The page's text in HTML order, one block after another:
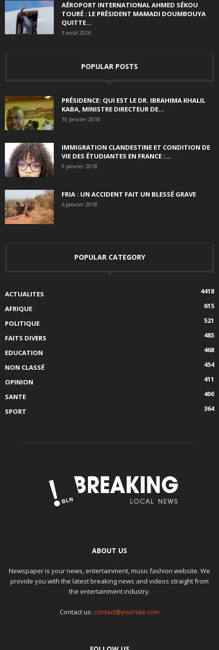
AÉROPORT INTERNATIONAL AHMED SÉKOU
TOURÉ : LE PRÉSIDENT MAMADI DOUMBOUYA
QUITTE...
3 août 2026
POPULAR POSTS
PRÉSIDENCE: QUI EST LE DR. IBRAHIMA KHALIL
KABA, MINISTRE DIRECTEUR DE...
10 janvier 2018
IMMIGRATION CLANDESTINE ET CONDITION DE
VIE DES ÉTUDIANTES EN FRANCE :...
9 janvier 2018
FRIA : UN ACCIDENT FAIT UN BLESSÉ GRAVE
6 janvier 2018
POPULAR CATEGORY
ACTUALITES
4418
AFRIQUE
615
POLITIQUE
521
FAITS DIVERS
485
EDUCATION
468
NON CLASSÉ
454
OPINION
411
SANTE
406
SPORT
364
ABOUT US
Newspaper is your news, entertainment, music fashion website. We
provide you with the latest breaking news and videos straight from
the entertainment industry.
Contact us: contact@yoursite.com